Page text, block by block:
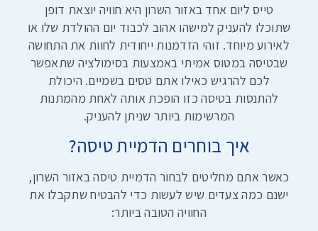
טייס ליום אחד באזור השרון היא חוויה יוצאת דופן
שתוכלו להעניק למישהו אהוב לכבוד יום ההולדת שלו או
לאירוע מיוחד. זוהי הזדמנות ייחודית לחוות את התחושה
שבטיסה במטוס אמיתי באמצעות בסימולציה שתאפשר
לכם להרגיש כאילו אתם טסים בשמיים. היכולת
להתנסות בטיסה כזו הופכת אותה לאחת מהמתנות
המרשימות ביותר שניתן להעניק.
איך בוחרים הדמיית טיסה?
כאשר אתם מחליטים לבחור הדמיית טיסה באזור השרון,
ישנם כמה צעדים שיש לעשות כדי להבטיח שתקבלו את
החוויה הטובה ביותר: